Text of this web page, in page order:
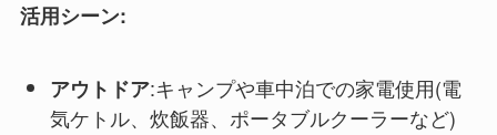
活用シーン:
アウトドア:キャンプや車中泊での家電使用(電
気ケトル、炊飯器、ポータブルクーラーなど)